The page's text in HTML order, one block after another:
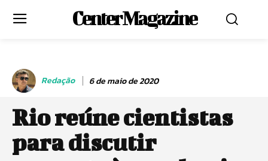
Center Magazine
Redação 6 de maio de 2020
Rio reúne cientistas
para discutir